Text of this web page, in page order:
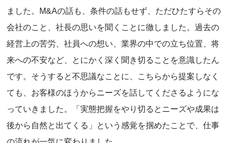
ました。M&Aの話も、条件の話もせず、ただひたすらその
会社のこと、社長の思いを聞くことに徹しました。過去の
経営上の苦労、社員への想い、業界の中での立ち位置、将
来への不安など、とにかく深く聞き切ることを意識したん
です。そうすると不思議なことに、こちらから提案しなく
ても、お客様のほうからニーズを話してくださるようにな
っていきました。「実態把握をやり切るとニーズや成果は
後から自然と出てくる」という感覚を掴めたことで、仕事